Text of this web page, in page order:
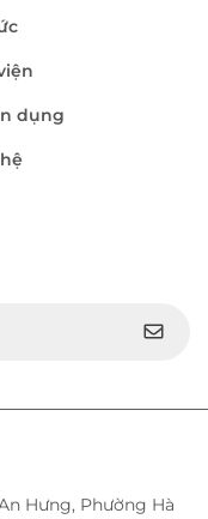
dụng
Hưng, Phường Hà